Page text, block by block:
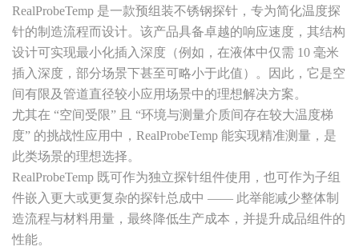
RealProbeTemp 是一款预组装不锈钢探针，专为简化温度探
针的制造流程而设计。该产品具备卓越的响应速度，其结构
设计可实现最小化插入深度（例如，在液体中仅需 10 毫米
插入深度，部分场景下甚至可略小于此值）。因此，它是空
间有限及管道直径较小应用场景中的理想解决方案。
尤其在 “空间受限” 且 “环境与测量介质间存在较大温度梯
度” 的挑战性应用中，RealProbeTemp 能实现精准测量，是
此类场景的理想选择。
RealProbeTemp 既可作为独立探针组件使用，也可作为子组
件嵌入更大或更复杂的探针总成中 —— 此举能减少整体制
造流程与材料用量，最终降低生产成本，并提升成品组件的
性能。